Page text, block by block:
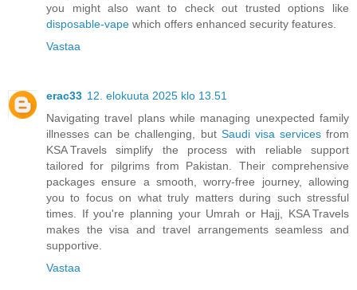
you might also want to check out trusted options like
disposable-vape which offers enhanced security features.
Vastaa
erac33 12. elokuuta 2025 klo 13.51
Navigating travel plans while managing unexpected family
illnesses can be challenging, but Saudi visa servicesfrom
KSA Travels simplify the process with reliable support
tailored for pilgrims from Pakistan. Their comprehensive
packages ensure a smooth, worry-free journey, allowing
you to focus on what truly matters during such stressful
times. If you're planning your Umrah or Hajj, KSA Travels
makes the visa and travel arrangements seamless and
supportive.
Vastaa